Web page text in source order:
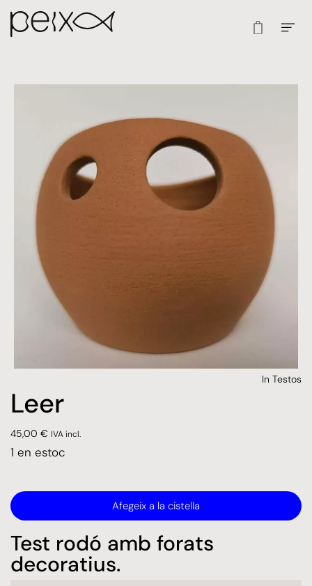
In Testos
Leer
45,00 € IVA incl.
1 en estoc
Afegeix a la cistella
Test rodó amb forats
decoratius.